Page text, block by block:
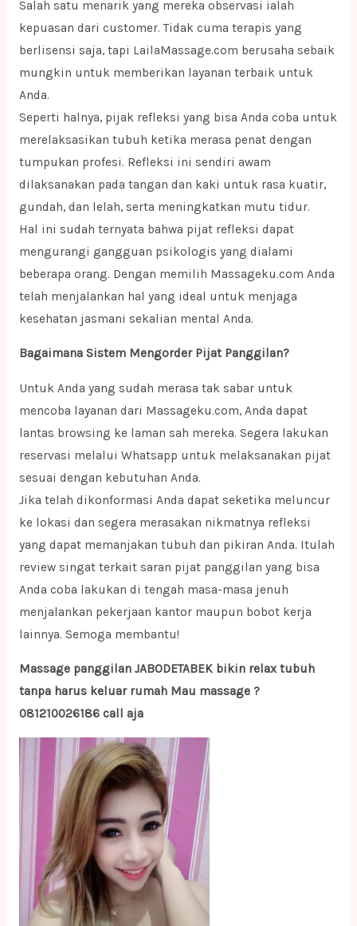
Salah satu menarik yang mereka observasi ialah
kepuasan dari customer. Tidak cuma terapis yang
berlisensi saja, tapi LailaMassage.com berusaha sebaik
mungkin untuk memberikan layanan terbaik untuk
Anda.
Seperti halnya, pijak refleksi yang bisa Anda coba untuk
merelaksasikan tubuh ketika merasa penat dengan
tumpukan profesi. Refleksi ini sendiri awam
dilaksanakan pada tangan dan kaki untuk rasa kuatir,
gundah, dan lelah, serta meningkatkan mutu tidur.
Hal ini sudah ternyata bahwa pijat refleksi dapat
mengurangi gangguan psikologis yang dialami
beberapa orang. Dengan memilih Massageku.com Anda
telah menjalankan hal yang ideal untuk menjaga
kesehatan jasmani sekalian mental Anda.
Bagaimana Sistem Mengorder Pijat Panggilan?
Untuk Anda yang sudah merasa tak sabar untuk
mencoba layanan dari Massageku.com, Anda dapat
lantas browsing ke laman sah mereka. Segera lakukan
reservasi melalui Whatsapp untuk melaksanakan pijat
sesuai dengan kebutuhan Anda.
Jika telah dikonformasi Anda dapat seketika meluncur
ke lokasi dan segera merasakan nikmatnya refleksi
yang dapat memanjakan tubuh dan pikiran Anda. Itulah
review singat terkait saran pijat panggilan yang bisa
Anda coba lakukan di tengah masa-masa jenuh
menjalankan pekerjaan kantor maupun bobot kerja
lainnya. Semoga membantu!
Massage panggilan JABODETABEK bikin relax tubuh
tanpa harus keluar rumah Mau massage ?
081210026186 call aja